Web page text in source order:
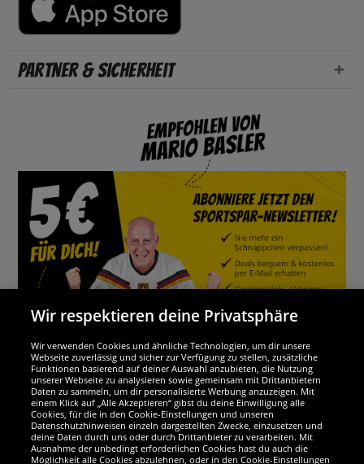
Partner & Sicherheit
Wir sind ausgezeichnet
Wir respektieren deine Privatsphäre
Wir verwenden Cookies und ähnliche Technologien, um dir unsere
Webseite zuverlässig und sicher zur Verfügung zu stellen, zusätzliche
Funktionen basierend auf deiner Auswahl anzubieten, die Nutzung
unserer Webseite zu analysieren sowie gemeinsam mit Drittanbietern
Daten zu sammeln, um dir personalisierte Werbung anzuzeigen. Mit
einem Klick auf „Alle Akzeptieren“ gibst du deine Einwilligung alle
Cookies, für die in den Cookie-Einstellungen und unseren
Datenschutzhinweisen einzeln dargestellten Zwecke, einzusetzen und
deine Daten durch uns oder durch Drittanbieter zu verarbeiten. Mit
Ausnahme der unbedingt erforderlichen Cookies hast du auch die
Möglichkeit alle Cookies abzulehnen, oder in den Cookie-Einstellungen